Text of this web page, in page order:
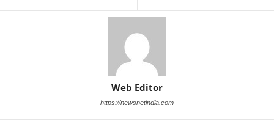
Web Editor
https://newsnetindia.com